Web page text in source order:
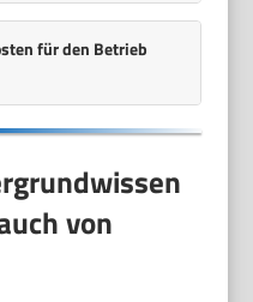
für den Betrieb
von